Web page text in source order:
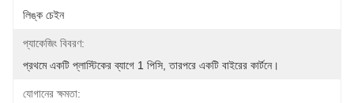
লিঙ্ক চেইন
প্যাকেজিং বিবরণ:
প্রথমে একটি প্লাস্টিকের ব্যাগে 1 পিসি, তারপরে একটি বাইরের কার্টনে।
যোগানের ক্ষমতা: